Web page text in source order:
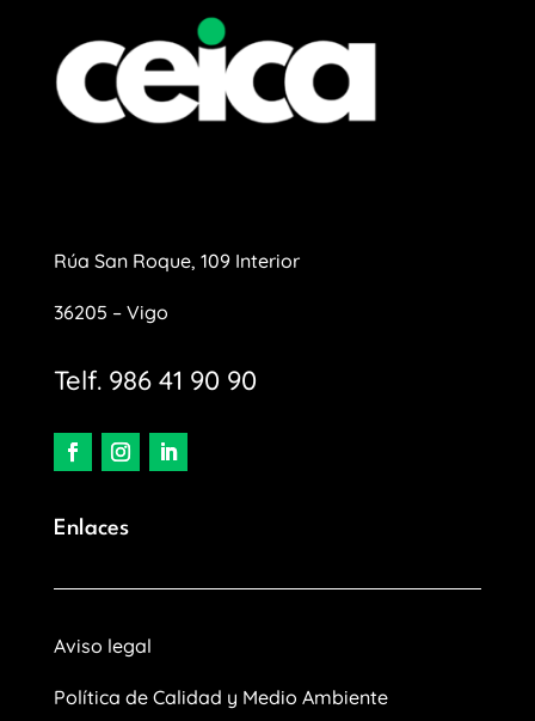
Rúa San Roque, 109 Interior
36205 – Vigo
Telf. 986 41 90 90
Enlaces
Aviso legal
Política de Calidad y Medio Ambiente